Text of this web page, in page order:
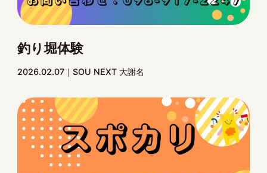
釣り堀体験
2026.02.07 SOU NEXT 大謝名